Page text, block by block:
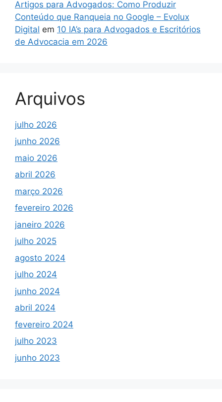
Artigos para Advogados: Como Produzir
Conteúdo que Ranqueia no Google – Evolux
Digital em 10 IA’s para Advogados e Escritórios
de Advocacia em 2026
Arquivos
julho 2026
junho 2026
maio 2026
abril 2026
março 2026
fevereiro 2026
janeiro 2026
julho 2025
agosto 2024
julho 2024
junho 2024
abril 2024
fevereiro 2024
julho 2023
junho 2023